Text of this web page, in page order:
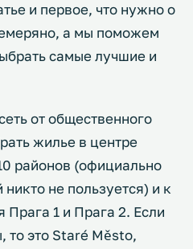
и первое, что нужно о
а мы поможем
самые лучшие и
от общественного
жилье в центре
районов (официально
не пользуется) и к
Прага 1 и Прага 2. Если
то это Staré Město,